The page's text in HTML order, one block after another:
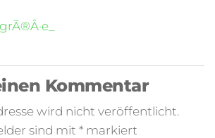
Kommentar
wird nicht veröffentlicht.
sind mit * markiert